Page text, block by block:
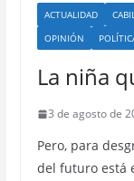
ACTUALIDAD
OPINIÓN
La niña
3 de agosto de
Pero, para
del futuro está